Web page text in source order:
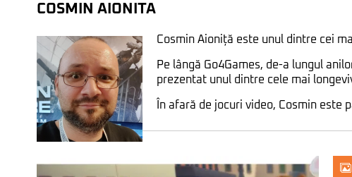
COSMIN AIONITA
Cosmin Aioniță este unul dintre cei
Pe lângă Go4Games, de-a lungul
prezentat unul dintre cele mai
În afară de jocuri video, Cosmin este